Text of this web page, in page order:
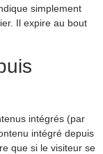
simplement
Il expire au bout
intégrés (par
intégré depuis
que si le visiteur se